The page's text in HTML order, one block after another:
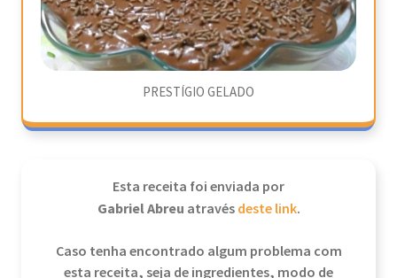
PRESTÍGIO GELADO
Esta receita foi enviada por
Gabriel Abreu atravésdeste link.
Caso tenha encontrado algum problema com
esta receita, seja de ingredientes, modo de